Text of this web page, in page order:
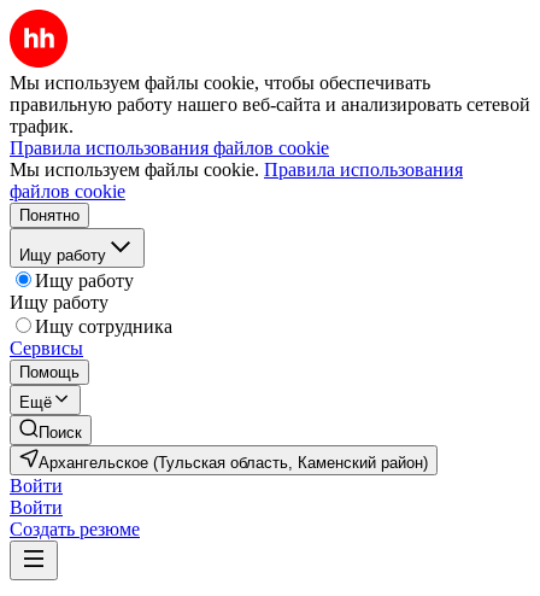
Мы используем файлы cookie, чтобы обеспечивать
правильную работу нашего веб-сайта и анализировать сетевой
трафик.
Правила использования файлов cookie
Мы используем файлы cookie. Правила использования
файлов cookie
Понятно
Ищу работу
Ищу работу
Ищу работу
Ищу сотрудника
Сервисы
Помощь
Ещё
Поиск
Архангельское (Тульская область, Каменский район)
Войти
Войти
Создать резюме